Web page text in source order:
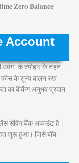
Zero Balance
Account
के त्योहार के तहत
फीस के शून्य बालन रख
का बैंकिंग अनुभव प्रदान
सेविंग बैंक अकाउंट है।
शुरू हुआ। जिसे बॉब